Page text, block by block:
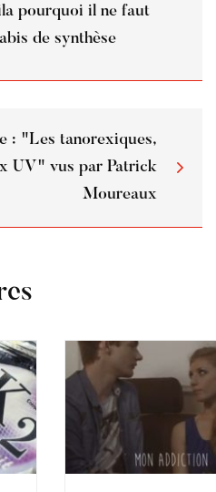
pourquoi il ne faut
de synthèse
: "Les tanorexiques,
UV" vus par Patrick
Moureaux